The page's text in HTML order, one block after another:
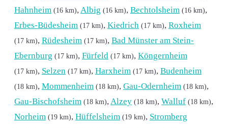
Hahnheim (16 km), Albig (16 km), Bechtolsheim (16 km),
Erbes-Büdesheim (17 km), Kiedrich (17 km), Roxheim
(17 km), Rüdesheim (17 km), Bad Münster am Stein-
Ebernburg (17 km), Fürfeld (17 km), Köngernheim
(17 km), Selzen (17 km), Harxheim (17 km), Budenheim
(18 km), Mommenheim (18 km), Gau-Odernheim (18 km),
Gau-Bischofsheim (18 km), Alzey (18 km), Walluf (18 km),
Norheim (19 km), Hüffelsheim (19 km), Stromberg